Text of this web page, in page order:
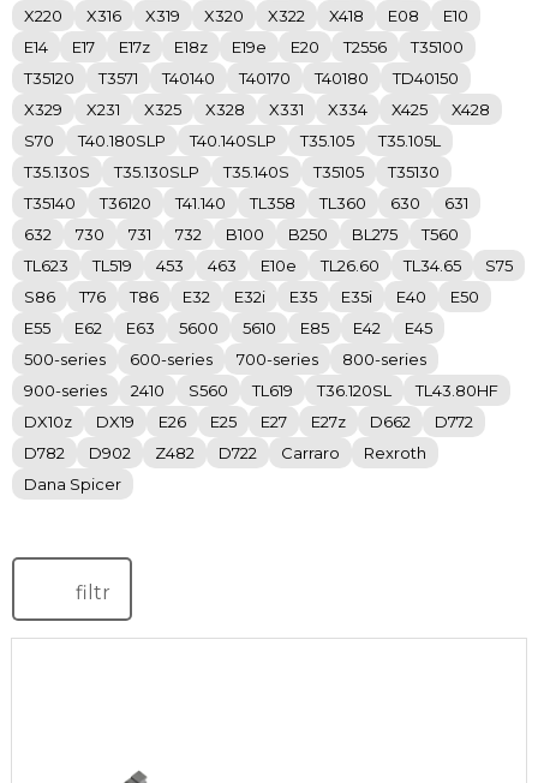
X220
X316 X319 X320 X322 X418 E08
E10
E14
E17 E17z E18z E19e E20 T2556
T35100
T35120
T3571 T40140 T40170 T40180
TD40150
X329
X231 X325 X328 X331 X334 X425
X428
S70
T40.180SLP T40.140SLP T35.105
T35.105L
T35.130S
T35.130SLP T35.140S T35105
T35130
T35140
T36120 T41.140 TL358 TL360 630
631
632
730 731 732 B100 B250 BL275
T560
TL623
TL519 453 463 E10e TL26.60 TL34.65
S75
S86
T76 T86 E32 E32i E35 E35i E40
E50
E55
E62 E63 5600 5610 E85 E42
E45
500-series
600-series 700-series
800-series
900-series
2410 S560 TL619 T36.120SL
TL43.80HF
DX10z
DX19 E26 E25 E27 E27z D662
D772
D782
D902 Z482 D722 Carraro
Rexroth
Dana Spicer
filtr